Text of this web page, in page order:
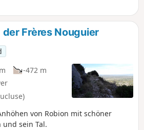
entdecken Sie
inmitten der Felder
Sie wechseln
und Feldwegen, die
den Luberon bieten.
Frères Nouguier
-472 m
von Robion mit schöner
und sein Tal.